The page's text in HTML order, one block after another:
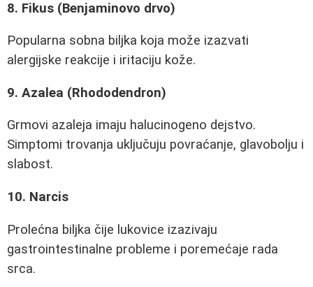
8. Fikus (Benjaminovo drvo)
Popularna sobna biljka koja može izazvati
alergijske reakcije i iritaciju kože.
9. Azalea (Rhododendron)
Grmovi azaleja imaju halucinogeno dejstvo.
Simptomi trovanja uključuju povraćanje, glavobolju i
slabost.
10. Narcis
Prolećna biljka čije lukovice izazivaju
gastrointestinalne probleme i poremećaje rada
srca.